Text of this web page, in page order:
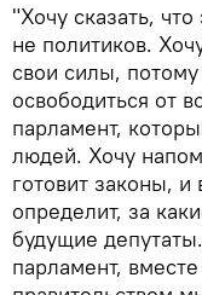
"Хочу сказать,
не политиков.
свои силы,
освободиться от
парламент,
людей. Хочу
готовит законы,
определит, за
будущие
парламент,